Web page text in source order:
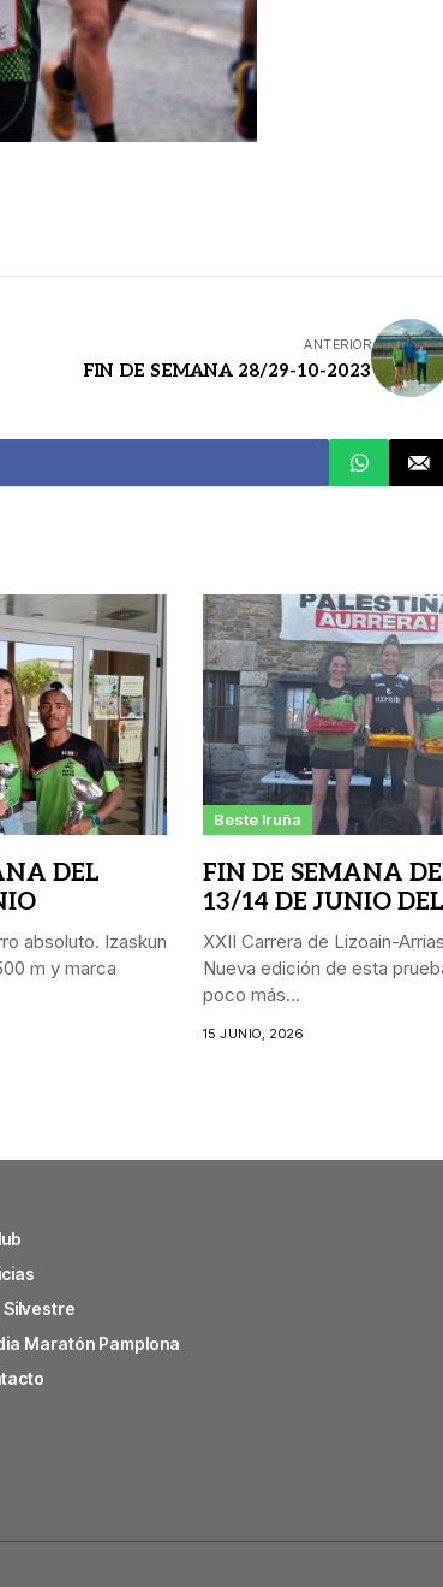
ANTERIOR
FIN DE SEMANA 28/29-10-2023
DEL
absoluto. Izaskun
m y marca
Beste Iruña
FIN DE SEMANA
13/14 DE JUNIO
XXII Carrera de Lizoain-
Nueva edición de esta
poco más...
15 JUNIO, 2026
Silvestre
Maratón Pamplona